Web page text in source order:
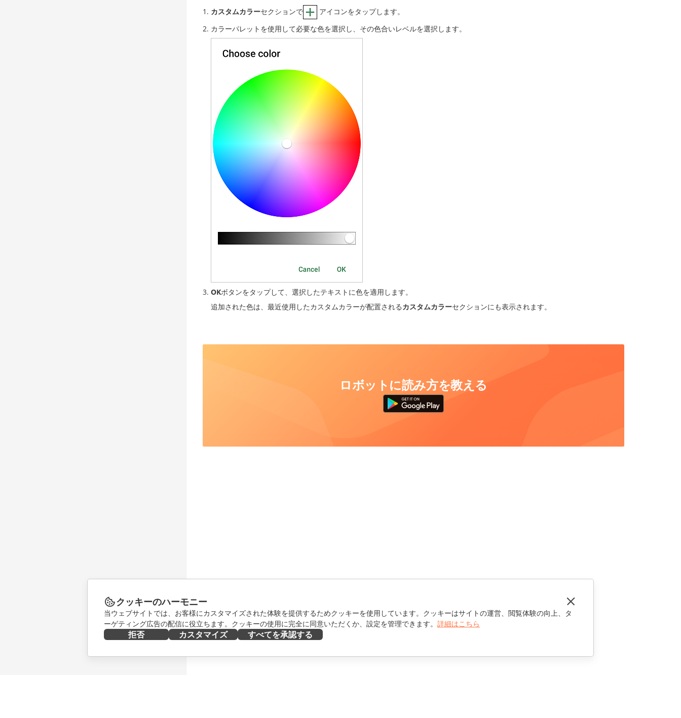
カスタムカラーセクションで
アイコンをタップします。
カラーパレットを使用して必要な色を選択し、その色合いレベルを選択します。
OKボタンをタップして、選択したテキストに色を適用します。
追加された色は、最近使用したカスタムカラーが配置されるカスタムカラーセクションにも表示されます。
ロボットに読み方を教える
クッキーのハーモニー
当ウェブサイトでは、お客様にカスタマイズされた体験を提供するためクッキーを使用しています。クッキーはサイトの運営、閲覧体験の向上、タ
ーゲティング広告の配信に役立ちます。クッキーの使用に完全に同意いただくか、設定を管理できます。 詳細はこちら
拒否 カスタマイズ すべてを承認する